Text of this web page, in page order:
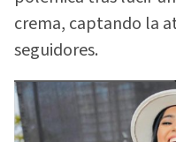
crema, captando la
seguidores.